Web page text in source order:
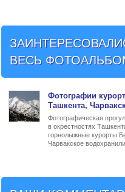
ВЕСЬ
Фотографии
Ташкента,
Фотографическая
в окрестностях
горнолыжные курорты
Чарвакское